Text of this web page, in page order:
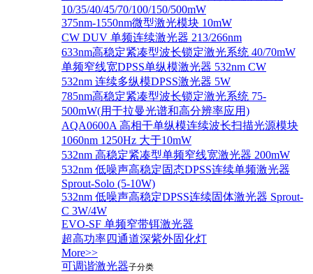
10/35/40/45/70/100/150/500mW
375nm-1550nm微型激光模块 10mW
CW DUV 单频连续激光器 213/266nm
633nm高稳定紧凑型波长锁定激光系统 40/70mW
单频窄线宽DPSS单纵模激光器 532nm CW
532nm 连续多纵模DPSS激光器 5W
785nm高稳定紧凑型波长锁定激光系统 75-
500mW(用于拉曼光谱和高分辨率应用)
AQA0600A 高相干单纵模连续波长扫描光源模块
1060nm 1250Hz 大于10mW
532nm 高稳定紧凑型单频窄线宽激光器 200mW
532nm 低噪声高稳定固态DPSS连续单频激光器
Sprout‐Solo (5-10W)
532nm 低噪声高稳定DPSS连续固体激光器 Sprout-
C 3W/4W
EVO-SF 单频窄带铒激光器
超高功率四通道深紫外固化灯
More>>
可调谐激光器子分类